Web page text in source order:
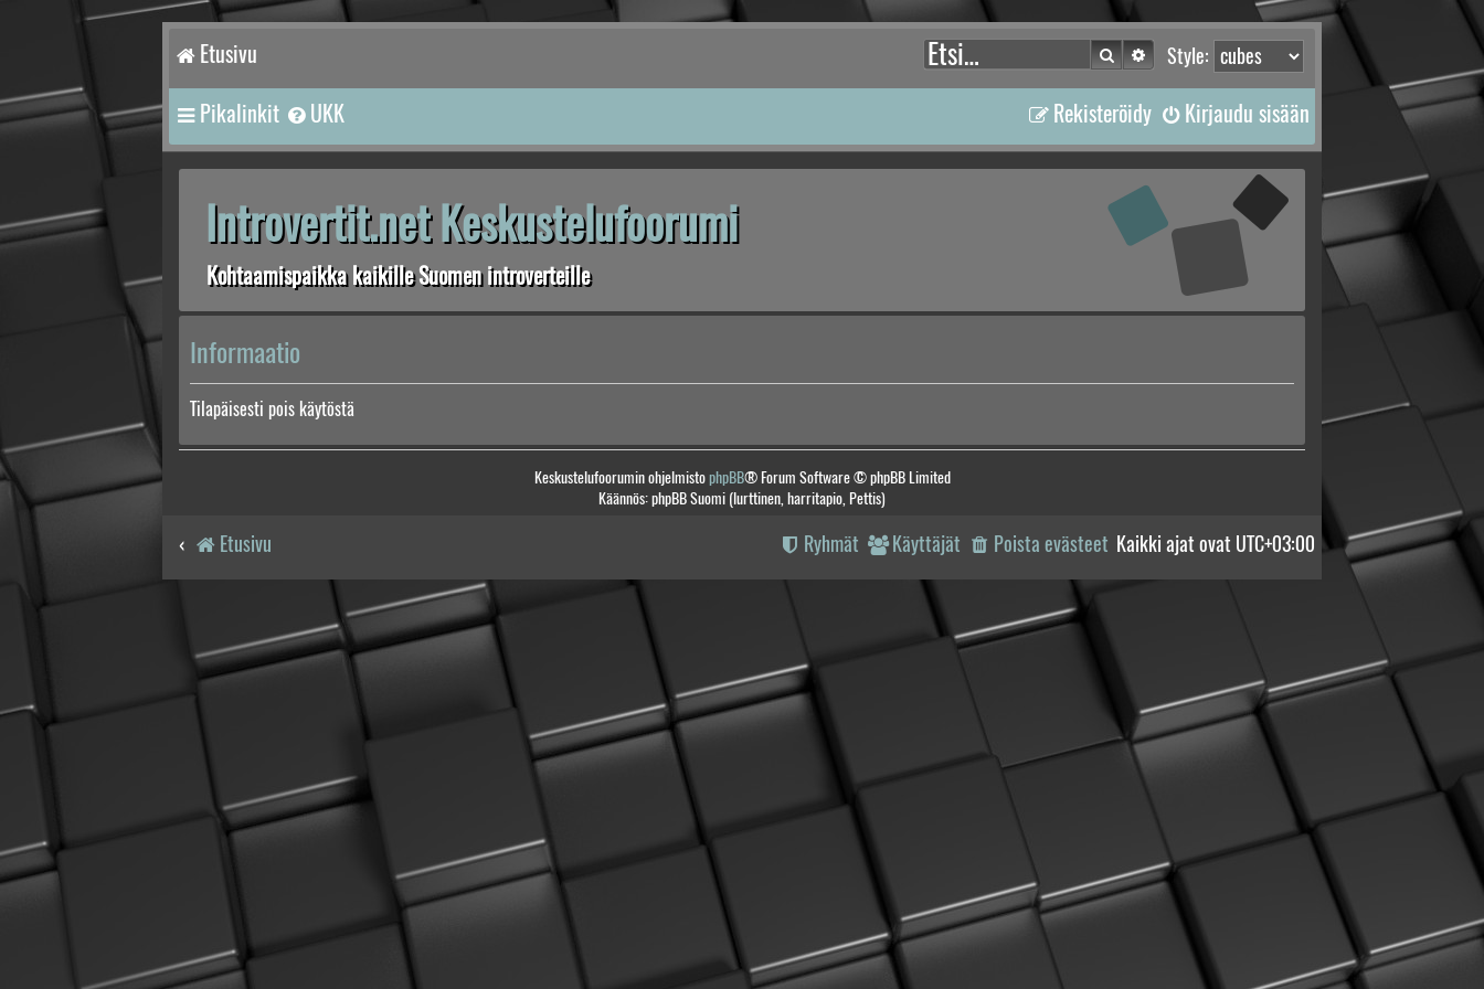
Etusivu Style:
Etsi Tarkennettu haku
Pikalinkit UKK Kirjaudu sisään
Rekisteröidy
Introvertit.net Keskustelufoorumi
Kohtaamispaikka kaikille Suomen introverteille
Informaatio
Tilapäisesti pois käytöstä
Keskustelufoorumin ohjelmistophpBB® Forum Software © phpBB Limited
Käännös: phpBB Suomi (lurttinen, harritapio, Pettis)
Etusivu Kaikki ajat ovat UTC+03:00
Poista evästeet
Käyttäjät
Ryhmät